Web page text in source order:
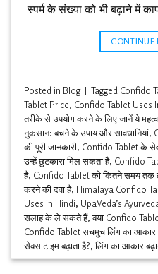
स्पर्म के संख्या को भी बढ़ाने में
CONTINUE
Posted in Blog | Tagged Confido
Tablet Price, Confido Tablet Uses
तरीके से उपयोग करने के लिए जानें ये
नुकसान: बचने के उपाय और सावधानियां,
की पूरी जानकारी, Confido Tablet के
उन्हें छुटकारा मिल सकता है, Confido
है, Confido Tablet को कितने समय तक
करने की दवा है, Himalaya Confido
Uses In Hindi, UpaVeda’s
सलाह के ले सकते हैं,क्या Confido
Confido Tablet सचमुच लिंग का आकार
सेक्स टाइम बढ़ाता है?,लिंग का आकार